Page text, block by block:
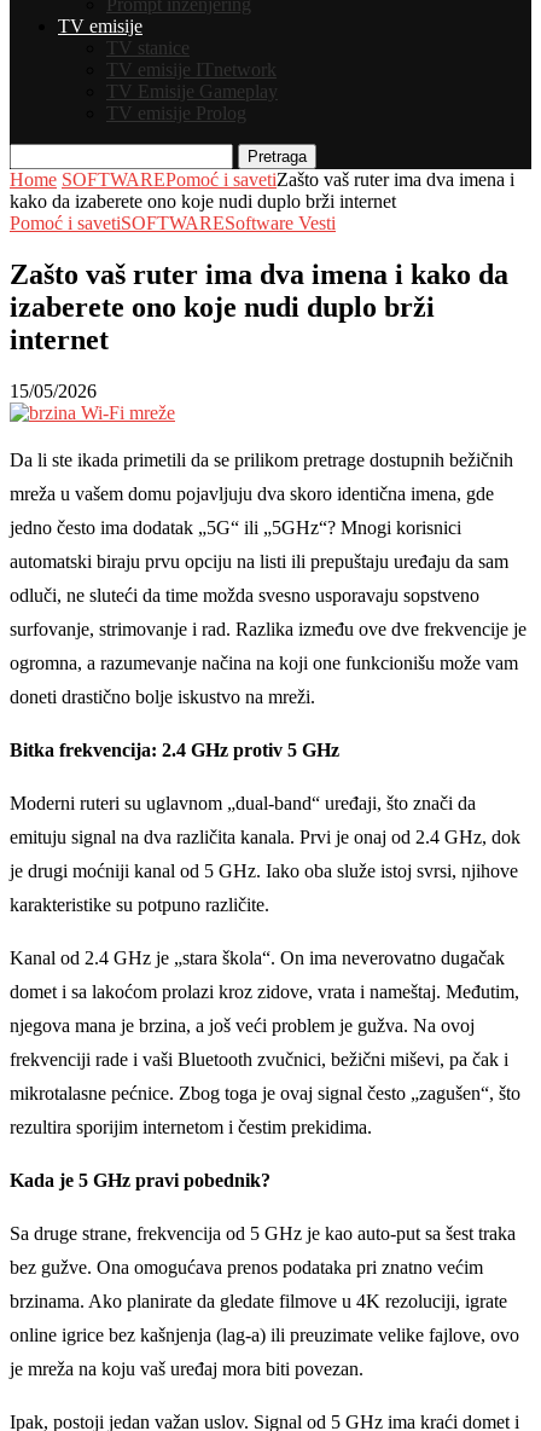
Prompt inženjering
TV emisije
TV stanice
TV emisije ITnetwork
TV Emisije Gameplay
TV emisije Prolog
Pretraga
Home SOFTWAREPomoć i savetiZašto vaš ruter ima dva imena i
kako da izaberete ono koje nudi duplo brži internet
Pomoć i savetiSOFTWARESoftware Vesti
Zašto vaš ruter ima dva imena i kako da
izaberete ono koje nudi duplo brži
internet
15/05/2026
Da li ste ikada primetili da se prilikom pretrage dostupnih bežičnih
mreža u vašem domu pojavljuju dva skoro identična imena, gde
jedno često ima dodatak „5G“ ili „5GHz“? Mnogi korisnici
automatski biraju prvu opciju na listi ili prepuštaju uređaju da sam
odluči, ne sluteći da time možda svesno usporavaju sopstveno
surfovanje, strimovanje i rad. Razlika između ove dve frekvencije je
ogromna, a razumevanje načina na koji one funkcionišu može vam
doneti drastično bolje iskustvo na mreži.
Bitka frekvencija: 2.4 GHz protiv 5 GHz
Moderni ruteri su uglavnom „dual-band“ uređaji, što znači da
emituju signal na dva različita kanala. Prvi je onaj od 2.4 GHz, dok
je drugi moćniji kanal od 5 GHz. Iako oba služe istoj svrsi, njihove
karakteristike su potpuno različite.
Kanal od 2.4 GHz je „stara škola“. On ima neverovatno dugačak
domet i sa lakoćom prolazi kroz zidove, vrata i nameštaj. Međutim,
njegova mana je brzina, a još veći problem je gužva. Na ovoj
frekvenciji rade i vaši Bluetooth zvučnici, bežični miševi, pa čak i
mikrotalasne pećnice. Zbog toga je ovaj signal često „zagušen“, što
rezultira sporijim internetom i čestim prekidima.
Kada je 5 GHz pravi pobednik?
Sa druge strane, frekvencija od 5 GHz je kao auto-put sa šest traka
bez gužve. Ona omogućava prenos podataka pri znatno većim
brzinama. Ako planirate da gledate filmove u 4K rezoluciji, igrate
online igrice bez kašnjenja (lag-a) ili preuzimate velike fajlove, ovo
je mreža na koju vaš uređaj mora biti povezan.
Ipak, postoji jedan važan uslov. Signal od 5 GHz ima kraći domet i